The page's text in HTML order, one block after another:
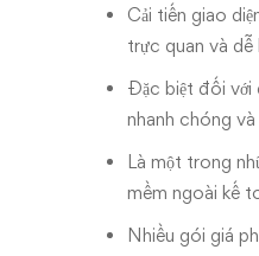
Cải tiến giao
trực quan và dễ
Đặc biệt đối với
nhanh chóng
Là một trong
mềm ngoài kế
Nhiều gói giá